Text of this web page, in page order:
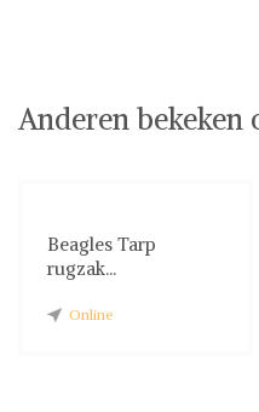
Anderen bekeken
Beagles Tarp
rugzak...
Online